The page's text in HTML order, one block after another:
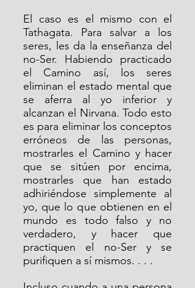
El caso es el mismo con el
Tathagata. Para salvar a los
seres, les da la enseñanza del
no-Ser. Habiendo practicado
el Camino así, los seres
eliminan el estado mental que
se aferra al yo inferior y
alcanzan el Nirvana. Todo esto
es para eliminar los conceptos
erróneos de las personas,
mostrarles el Camino y hacer
que se sitúen por encima,
mostrarles que han estado
adhiriéndose simplemente al
yo, que lo que obtienen en el
mundo es todo falso y no
verdadero, y hacer que
practiquen el no-Ser y se
purifiquen a sí mismos. . . .